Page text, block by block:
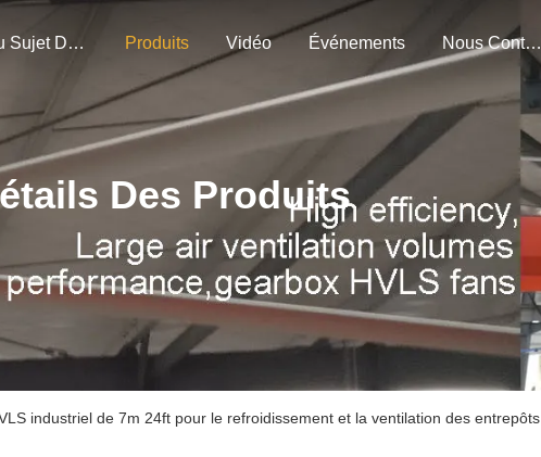
Au Sujet De Nous Produits Vidéo Événements Nous Contacter
Des Produits
industriel de 7m 24ft pour le refroidissement et la ventilation des entrepôts